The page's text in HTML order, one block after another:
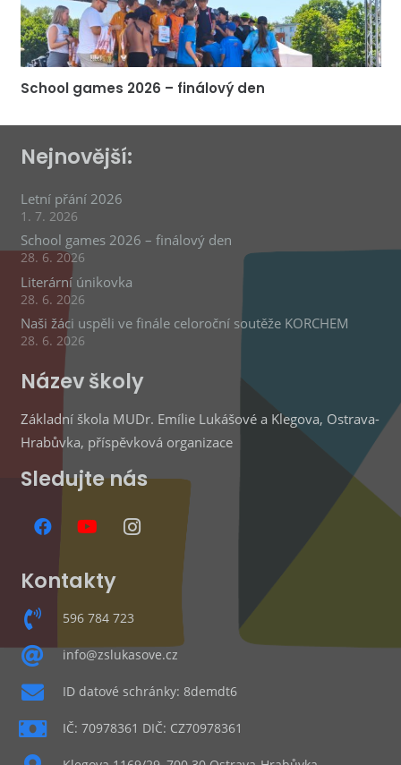
School games 2026 – finálový den
Nejnovější:
Letní přání 2026
1. 7. 2026
School games 2026 – finálový den
28. 6. 2026
Literární únikovka
28. 6. 2026
Naši žáci uspěli ve finále celoroční soutěže KORCHEM
28. 6. 2026
Název školy
Základní škola MUDr. Emílie Lukášové a Klegova, Ostrava-
Hrabůvka, příspěvková organizace
Sledujte nás
Kontakty
596 784 723
info@zslukasove.cz
ID datové schránky: 8demdt6
IČ: 70978361 DIČ: CZ70978361